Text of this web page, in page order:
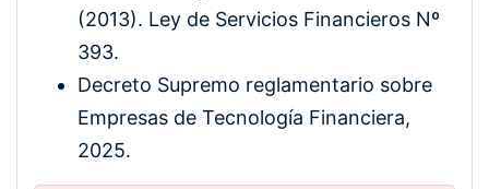
(2013). Ley de Servicios Financieros Nº
393.
Decreto Supremo reglamentario sobre
Empresas de Tecnología Financiera,
2025.